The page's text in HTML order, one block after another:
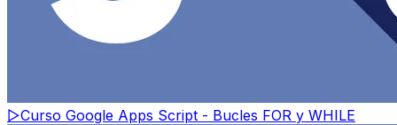
▷Curso Google Apps Script - Bucles FOR y WHILE